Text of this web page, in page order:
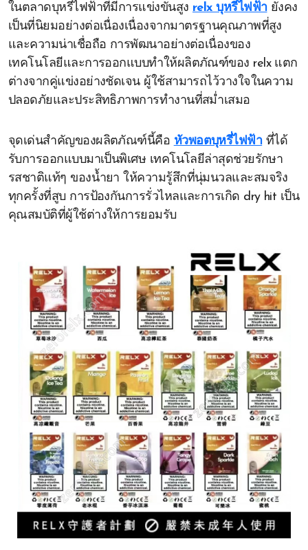
ในตลาดบุหรี่ไฟฟ้าที่มีการแข่งขันสูง relx บุหรี่ไฟฟ้ายังคง
เป็นที่นิยมอย่างต่อเนื่องเนื่องจากมาตรฐานคุณภาพที่สูง
และความน่าเชื่อถือ การพัฒนาอย่างต่อเนื่องของ
เทคโนโลยีและการออกแบบทำให้ผลิตภัณฑ์ของ relx แตก
ต่างจากคู่แข่งอย่างชัดเจน ผู้ใช้สามารถไว้วางใจในความ
ปลอดภัยและประสิทธิภาพการทำงานที่สม่ำเสมอ
จุดเด่นสำคัญของผลิตภัณฑ์นี้คือ หัวพอตบุหรี่ไฟฟ้าที่ได้
รับการออกแบบมาเป็นพิเศษ เทคโนโลยีล่าสุดช่วยรักษา
รสชาติแท้ๆ ของน้ำยา ให้ความรู้สึกที่นุ่มนวลและสมจริง
ทุกครั้งที่สูบ การป้องกันการรั่วไหลและการเกิด dry hit เป็น
คุณสมบัติที่ผู้ใช้ต่างให้การยอมรับ